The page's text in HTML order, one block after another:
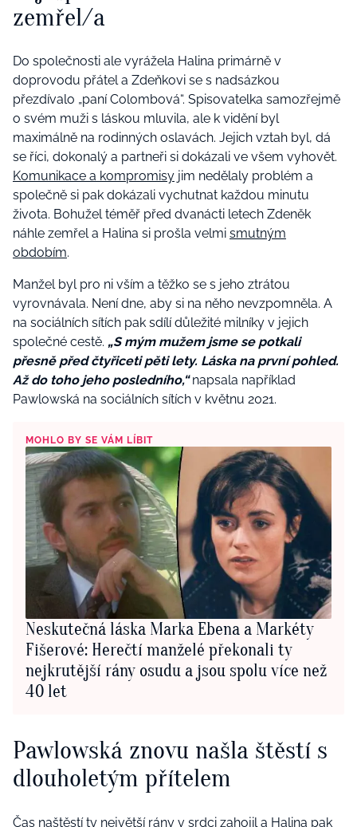
zemřel/a
Do společnosti ale vyrážela Halina primárně v
doprovodu přátel a Zdeňkovi se s nadsázkou
přezdívalo „paní Colombová“. Spisovatelka samozřejmě
o svém muži s láskou mluvila, ale k vidění byl
maximálně na rodinných oslavách. Jejich vztah byl, dá
se říci, dokonalý a partneři si dokázali ve všem vyhovět.
Komunikace a kompromisy jim nedělaly problém a
společně si pak dokázali vychutnat každou minutu
života. Bohužel téměř před dvanácti letech Zdeněk
náhle zemřel a Halina si prošla velmi smutným
obdobím.
Manžel byl pro ni vším a těžko se s jeho ztrátou
vyrovnávala. Není dne, aby si na něho nevzpomněla. A
na sociálních sítích pak sdílí důležité milníky v jejich
společné cestě. „S mým mužem jsme se potkali
přesně před čtyřiceti pěti lety. Láska na první pohled.
Až do toho jeho posledního,“napsala například
Pawlowská na sociálních sítích v květnu 2021.
MOHLO BY SE VÁM LÍBIT
Neskutečná láska Marka Ebena a Markéty
Fišerové: Herečtí manželé překonali ty
nejkrutější rány osudu a jsou spolu více než
40 let
Pawlowská znovu našla štěstí s
dlouholetým přítelem
Čas naštěstí ty největší rány v srdci zahojil a Halina pak